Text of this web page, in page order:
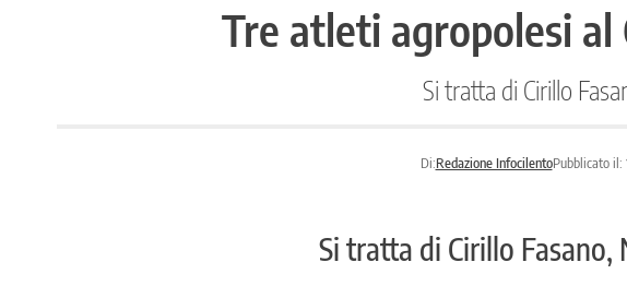
Tre atleti agropolesi
Si tratta di Cirillo
Di:Redazione InfocilentoPubblicato il:
Si tratta di Cirillo